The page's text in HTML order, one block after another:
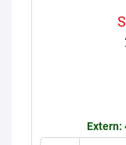
Extern: